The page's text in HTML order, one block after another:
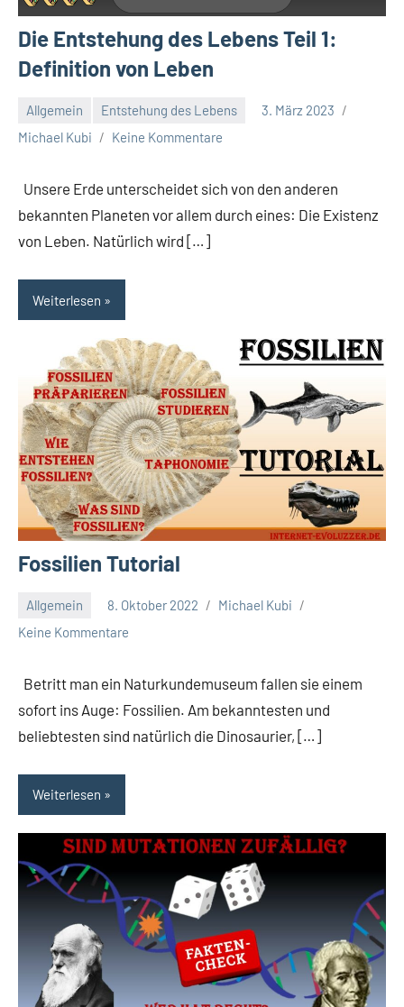
Die Entstehung des Lebens Teil 1:
Definition von Leben
Allgemein Entstehung des Lebens
3. März 2023
Michael Kubi
Keine Kommentare
Unsere Erde unterscheidet sich von den anderen
bekannten Planeten vor allem durch eines: Die Existenz
von Leben. Natürlich wird […]
Weiterlesen
Fossilien Tutorial
Allgemein 8. Oktober 2022
Michael Kubi
Keine Kommentare
Betritt man ein Naturkundemuseum fallen sie einem
sofort ins Auge: Fossilien. Am bekanntesten und
beliebtesten sind natürlich die Dinosaurier, […]
Weiterlesen